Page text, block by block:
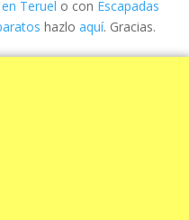
Teruel o con Escapadas
hazlo aquí. Gracias.